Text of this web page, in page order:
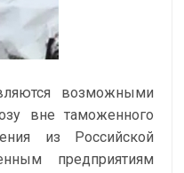
возможными
вне таможенного
из Российской
предприятиям